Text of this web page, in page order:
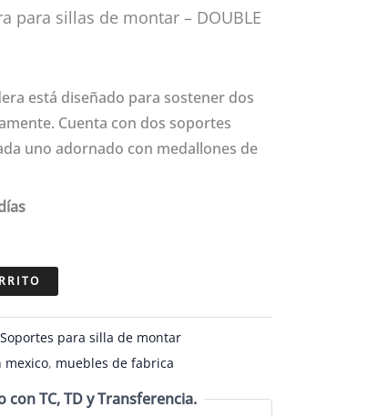
para sillas de montar – DOUBLE
está diseñado para sostener dos
Cuenta con dos soportes
uno adornado con medallones de
Soportes para silla de montar
mexico, muebles de fabrica
con TC, TD y Transferencia.